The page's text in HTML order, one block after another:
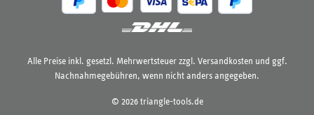
© 2026 triangle-tools.de
Alle Preise inkl. gesetzl. Mehrwertsteuer zzgl. Versandkosten und ggf.
Nachnahmegebühren, wenn nicht anders angegeben.